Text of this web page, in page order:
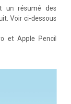
un résumé des
Voir ci-dessous
et Apple Pencil